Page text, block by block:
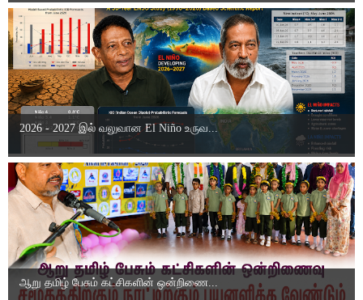
2026 - 2027 இல் வலுவான El Niño உருவ...
ஆறு தமிழ் பேசும் கட்சிகளின் ஒன்றிணை...